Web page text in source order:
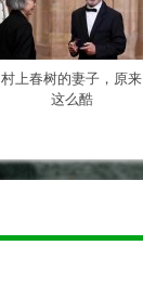
村上春树的妻子，原来
这么酷